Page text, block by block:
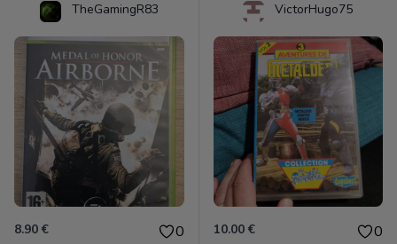
TheGamingR83
8.90 € 0
VictorHugo75
10.00 € 0